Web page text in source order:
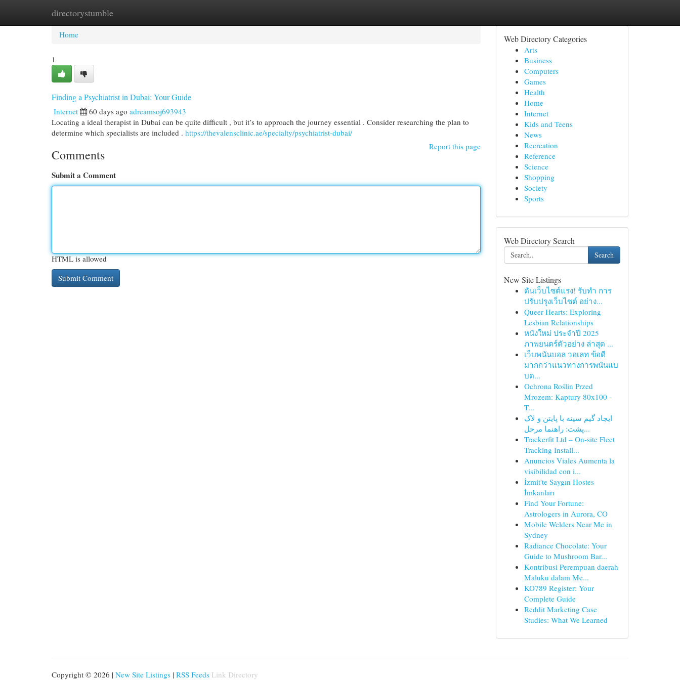
directorystumble
Home New Site Listings
Home
1
Finding a Psychiatrist in Dubai: Your Guide
Internet 60 days ago adreamsoj693943
Locating a ideal therapist in Dubai can be quite difficult , but it’s to approach the journey essential . Consider researching the plan to
determine which specialists are included . https://thevalensclinic.ae/specialty/psychiatrist-dubai/
Report this page
Comments
Submit a Comment
HTML is allowed
Web Directory Categories
Arts
Business
Computers
Games
Health
Home
Internet
Kids and Teens
News
Recreation
Reference
Science
Shopping
Society
Sports
Web Directory Search
Search
New Site Listings
ดันเว็บไซต์แรง! รับทำ การ
ปรับปรุงเว็บไซต์ อย่าง...
Queer Hearts: Exploring
Lesbian Relationships
หนังใหม่ ประจำปี 2025
ภาพยนตร์ตัวอย่าง ล่าสุด ...
เว็บพนันบอล วอเลท ข้อดี
มากกว่าแนวทางการพนันแบ
บด...
Ochrona Roślin Przed
Mrozem: Kaptury 80x100 -
T...
ایجاد گیم سینه با پایتن و لاک
پشت: راهنما مرحل...
Trackerfit Ltd – On-site Fleet
Tracking Install...
Anuncios Viales Aumenta la
visibilidad con i...
İzmit'te Saygın Hostes
İmkanları
Find Your Fortune:
Astrologers in Aurora, CO
Mobile Welders Near Me in
Sydney
Radiance Chocolate: Your
Guide to Mushroom Bar...
Kontribusi Perempuan daerah
Maluku dalam Me...
KO789 Register: Your
Complete Guide
Reddit Marketing Case
Studies: What We Learned
Copyright © 2026 | New Site Listings | RSS Feeds Link Directory